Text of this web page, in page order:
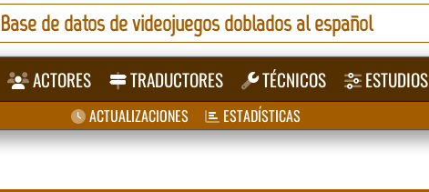
Base de datos de videojuegos doblados al español
ACTORES TRADUCTORES TÉCNICOS ESTUDIOS
ACTUALIZACIONES ESTADÍSTICAS